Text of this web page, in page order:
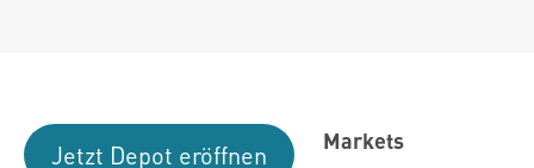
Jetzt Depot eröffnen
Markets